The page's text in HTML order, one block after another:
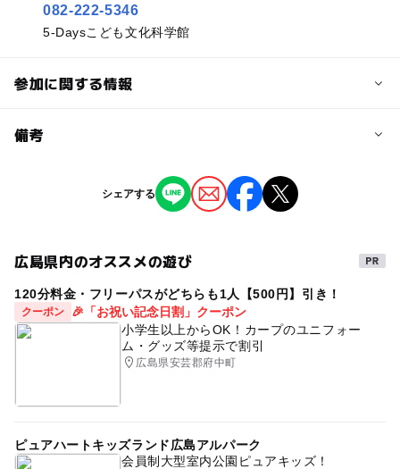
082-222-5346
5-Daysこども文化科学館
参加に関する情報
予約/応募
備考
※掲載の情報は天候や主催者側の都合などにより変更にな
ることがあります。
シェアする
広島県内のオススメの遊び
120分料金・フリーパスがどちらも1人【500円】引き！
クーポン
🎉「お祝い記念日割」クーポン
小学生以上からOK！カープのユニフォー
ム・グッズ等提示で割引
広島県安芸郡府中町
ピュアハートキッズランド広島アルパーク
会員制大型室内公園ピュアキッズ！